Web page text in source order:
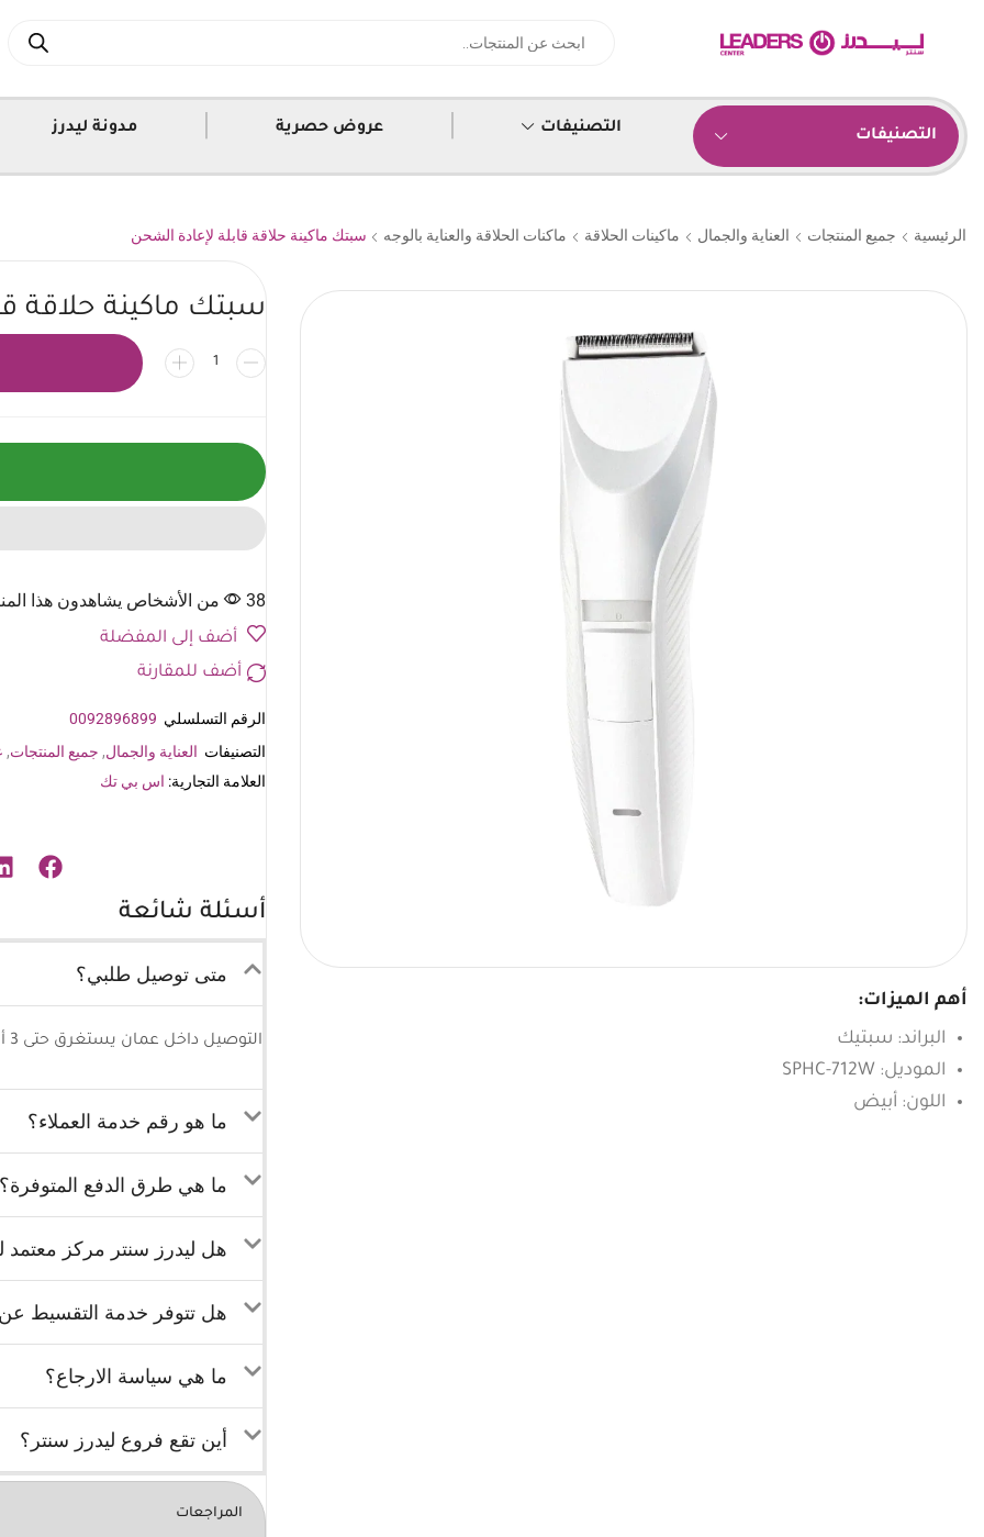
التصنيفات التصنيفات عروض حصرية مدونة ليدرز
الرئيسية جميع المنتجات العناية والجمال ماكينات الحلاقة ماكنات الحلاقة والعناية بالوجه سبتك ماكينة حلاقة قابلة لإعادة الشحن
أهم الميزات:
البراند: سبتيك
الموديل: SPHC-712W
اللون: أبيض
سبتك ماكينة حلاقة
38 من الأشخاص يشاهدون هذا المنتج الآن
أضف إلى المفضلة
أضف للمقارنة
الرقم التسلسلي 0092896899
التصنيفات العناية والجمال, جميع المنتجات,
العلامة التجارية: اس بي تك
أسئلة شائعة
متى توصيل طلبي؟
التوصيل داخل عمان يستغرق حتى 3 أيام كحد أقصى وللمحافظات 5-7 أيام كحد أقصى.
ما هو رقم خدمة العملاء؟
ما هي طرق الدفع المتوفرة؟
هل ليدرز سنتر مركز معتمد
هل تتوفر خدمة التقسيط عن
ما هي سياسة الارجاع؟
أين تقع فروع ليدرز سنتر؟
المراجعات